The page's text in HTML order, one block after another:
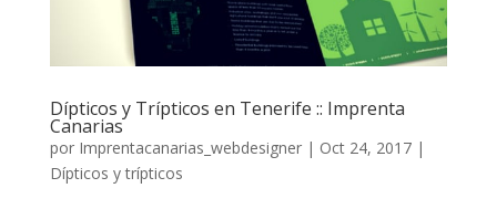
Dípticos y Trípticos en Tenerife :: Imprenta
Canarias
por Imprentacanarias_webdesigner| Oct 24, 2017|
Dípticos y trípticos